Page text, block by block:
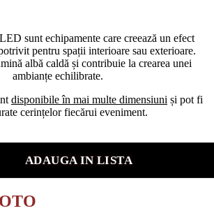
sunt echipamente care creează un efect
pentru spații interioare sau exterioare.
albă caldă și contribuie la crearea unei
ambianțe echilibrate.
disponibile în mai multe dimensiuni și pot fi
cerințelor fiecărui eveniment.
ADAUGA IN LISTA